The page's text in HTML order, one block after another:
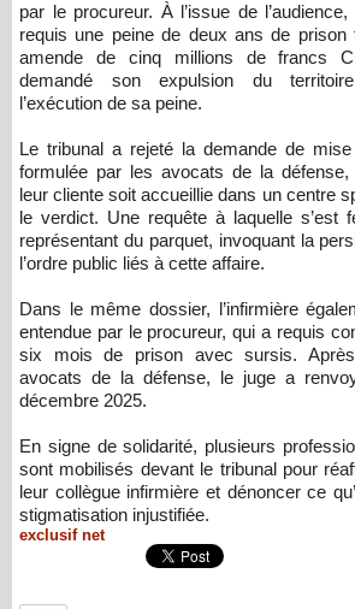
par le procureur. À l’issue de
requis une peine de deux ans de prison
amende de cinq millions de francs
demandé son expulsion du
l’exécution de sa peine.
Le tribunal a rejeté la demande de
formulée par les avocats de la défense,
leur cliente soit accueillie dans un centre
le verdict. Une requête à laquelle s’est
représentant du parquet, invoquant la
l’ordre public liés à cette affaire.
Dans le même dossier, l’infirmière
entendue par le procureur, qui a requis
six mois de prison avec sursis.
avocats de la défense, le juge a
décembre 2025.
En signe de solidarité, plusieurs
sont mobilisés devant le tribunal pour
leur collègue infirmière et dénoncer ce
stigmatisation injustifiée.
exclusif net